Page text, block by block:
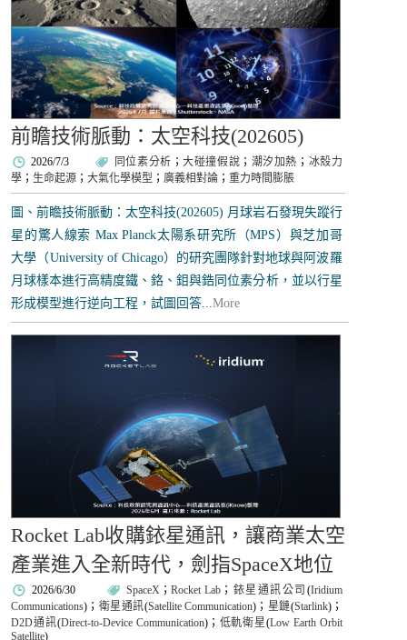
前瞻技術脈動：太空科技(202605)
2026/7/3 同位素分析 ； 大碰撞假說 ； 潮汐加熱 ； 冰殼力
學 ； 生命起源 ；大氣化學模型 ；廣義相對論 ；重力時間膨脹
圖、前瞻技術脈動：太空科技(202605) 月球岩石發現失蹤行
星的驚人線索 Max Planck太陽系研究所（MPS）與芝加哥
大學（University of Chicago）的研究團隊針對地球與阿波羅
月球樣本進行高精度鐵、鉻、鉬與鋯同位素分析，並以行星
形成模型進行逆向工程，試圖回答...More
Rocket Lab收購銥星通訊，讓商業太空
產業進入全新時代，劍指SpaceX地位
2026/6/30 SpaceX； Rocket Lab ； 銥星通訊公司 (Iridium
Communications)； 衛星通訊(Satellite Communication)； 星鏈(Starlink)；
D2D通訊(Direct-to-Device Communication)； 低軌衛星(Low Earth Orbit
Satellite)